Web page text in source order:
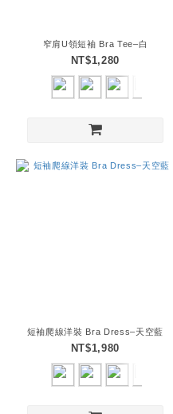
窄肩U領短袖 Bra Tee–白
NT$1,280
短袖爬線洋裝 Bra Dress–天空藍
NT$1,980